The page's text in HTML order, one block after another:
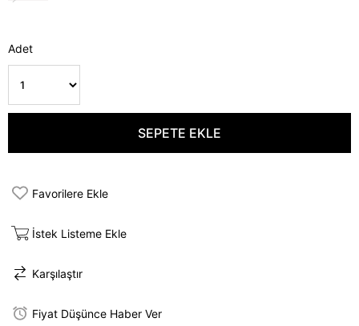
Adet
Favorilere Ekle
İstek Listeme Ekle
Karşılaştır
Fiyat Düşünce Haber Ver